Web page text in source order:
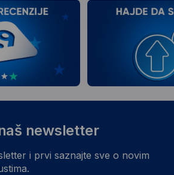
newsletter
i prvi saznajte sve o novim